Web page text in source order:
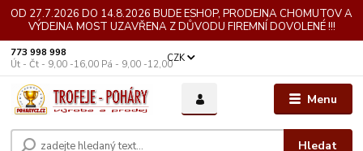
OD 27.7.2026 DO 14.8.2026 BUDE ESHOP, PRODEJNA CHOMUTOV A
VÝDEJNA MOST UZAVŘENA Z DŮVODU FIREMNÍ DOVOLENÉ !!!
Menu
CZK
Hledat
773 998 998
Út - Čt - 9,00 -16,00 Pá - 9,00 -12,00